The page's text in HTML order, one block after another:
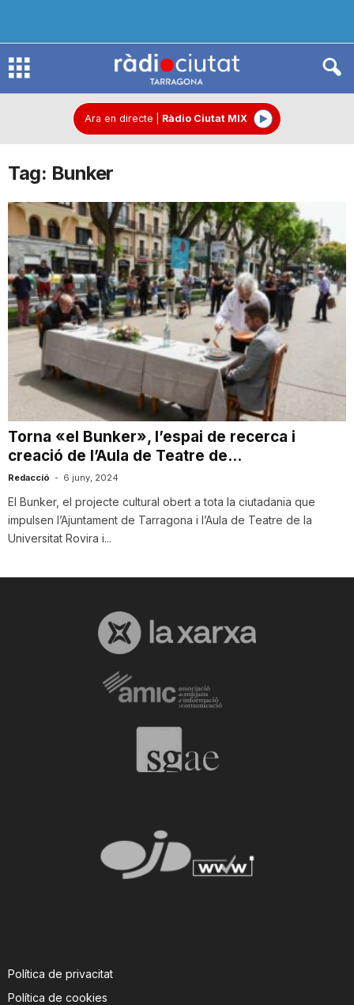
R
d
i
o
C
i
u
t
a
t
g
Ara en directe Ràdio Ciutat MIX
Tag: Bunker
Torna «el Bunker», l’espai de recerca i
creació de l’Aula de Teatre de...
Redacció - 6 juny, 2024
El Bunker, el projecte cultural obert a tota la ciutadania que
impulsen l’Ajuntament de Tarragona i l’Aula de Teatre de la
Universitat Rovira i...
Política de privacitat
Política de cookies